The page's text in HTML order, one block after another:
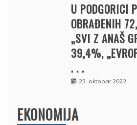
U PODGORICI
OBRAĐENIH
„SVI Z ANAŠ
39,4%,
. . .
23. oktobar 2022.
EKONOMIJA